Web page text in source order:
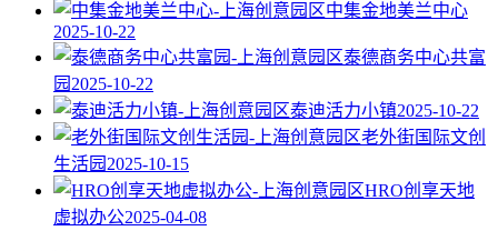
中集金地美兰中心
2025-10-22
泰德商务中心共富
园 2025-10-22
泰迪活力小镇2025-10-22
老外街国际文创
生活园 2025-10-15
HRO创享天地
虚拟办公2025-04-08